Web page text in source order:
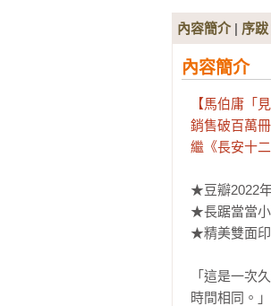
內容簡介| 序跋
內容簡介
【馬伯庸「
銷售破百萬
繼《長安十
★豆瓣2022
★長踞當當
★精美雙面
「這是一次
時間相同。」